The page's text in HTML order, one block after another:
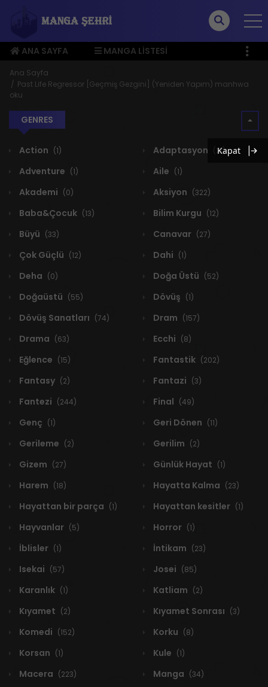
ANA SAYFA
MANGA LISTESI
ÜYE MENÜSÜ
Ana Sayfa
Past Life Regressor [Geçmiş Gezgini] (Yeniden Yapım) manhwa
oku
GENRES
Action (1) Adaptasyon (21)
Adventure (1) Aile (1)
Akademi (0) Aksiyon (322)
Baba&Çocuk (13) Bilim Kurgu (12)
Büyü (33) Canavar (27)
Çok Güçlü (12) Dahi (1)
Deha (0) Doğa Üstü (52)
Doğaüstü (55) Dövüş (1)
Dövüş Sanatları (74) Dram (157)
Drama (63) Ecchi (8)
Eğlence (15) Fantastik (202)
Fantasy (2) Fantazi (3)
Fantezi (244) Final (49)
Genç (1) Geri Dönen (11)
Gerileme (2) Gerilim (2)
Gizem (27) Günlük Hayat (1)
Harem (18) Hayatta Kalma (23)
Hayattan bir parça (1) Hayattan kesitler (1)
Hayvanlar (5) Horror (1)
İblisler (1) İntikam (23)
Isekai (57) Josei (85)
Karanlık (1) Katliam (2)
Kıyamet (2) Kıyamet Sonrası (3)
Komedi (152) Korku (8)
Korsan (1) Kule (1)
Macera (223) Manga (34)
Kapat